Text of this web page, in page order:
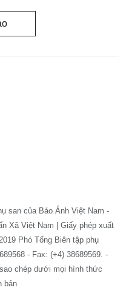
san của Báo Ảnh Việt Nam -
Xã Việt Nam | Giấy phép xuất
Phó Tổng Biên tập phụ
- Fax: (+4) 38689569. -
chép dưới mọi hình thức
bản